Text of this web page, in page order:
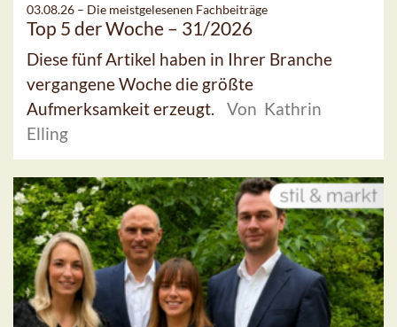
03.08.26 – Die meistgelesenen Fachbeiträge
Top 5 der Woche – 31/2026
Diese fünf Artikel haben in Ihrer Branche
vergangene Woche die größte
Aufmerksamkeit erzeugt.
Von Kathrin
Elling